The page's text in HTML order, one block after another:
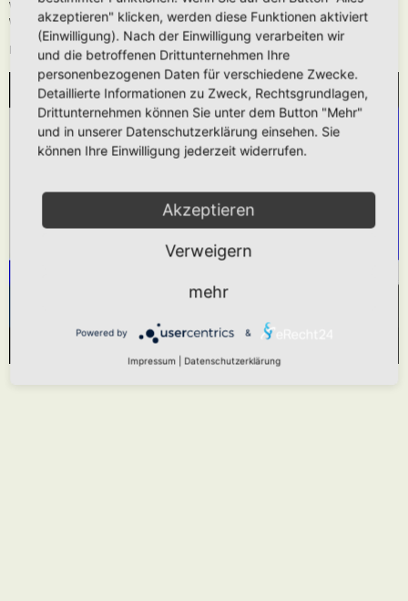
Wie oben beschrieben kann die URL auch ohne die[media]Tags verwendet
werden.
Das hier gezeigt Beispiel würde folgendes generieren:
WIR BENÖTIGEN IHRE ZUSTIMMUNG, UM
DEN YOUTUBE-SERVICE ZU LADEN!
um Videoinhalte einzubetten. Dieser Service kann
Daten zu Ihren Aktivitäten sammeln. Bitte lesen
Sie die Details durch und stimmen Sie der
Nutzung des Service zu, um dieses Video
Mehr Informationen
Powered byUsercentrics Consent Management Platform
akzeptieren" klicken, werden diese Funktionen aktiviert
(Einwilligung). Nach der Einwilligung verarbeiten wir
und die betroffenen Drittunternehmen Ihre
personenbezogenen Daten für verschiedene Zwecke.
Detaillierte Informationen zu Zweck, Rechtsgrundlagen,
Drittunternehmen können Sie unter dem Button "Mehr"
und in unserer Datenschutzerklärung einsehen. Sie
können Ihre Einwilligung jederzeit widerrufen.
Akzeptieren
Verweigern
mehr
Powered by &
Impressum Datenschutzerklärung